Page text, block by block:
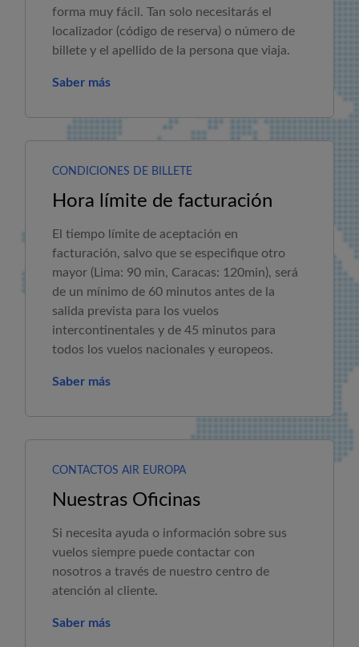
forma muy fácil. Tan solo necesitarás el
localizador (código de reserva) o número de
billete y el apellido de la persona que viaja.
Saber más
CONDICIONES DE BILLETE
Hora límite de facturación
El tiempo límite de aceptación en
facturación, salvo que se especifique otro
mayor (Lima: 90 min, Caracas: 120min), será
de un mínimo de 60 minutos antes de la
salida prevista para los vuelos
intercontinentales y de 45 minutos para
todos los vuelos nacionales y europeos.
Saber más
CONTACTOS AIR EUROPA
Nuestras Oficinas
Si necesita ayuda o información sobre sus
vuelos siempre puede contactar con
nosotros a través de nuestro centro de
atención al cliente.
Saber más